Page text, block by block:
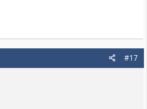
#17